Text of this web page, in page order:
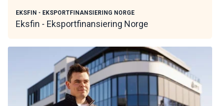
EKSFIN - EKSPORTFINANSIERING NORGE
Eksfin - Eksportfinansiering Norge